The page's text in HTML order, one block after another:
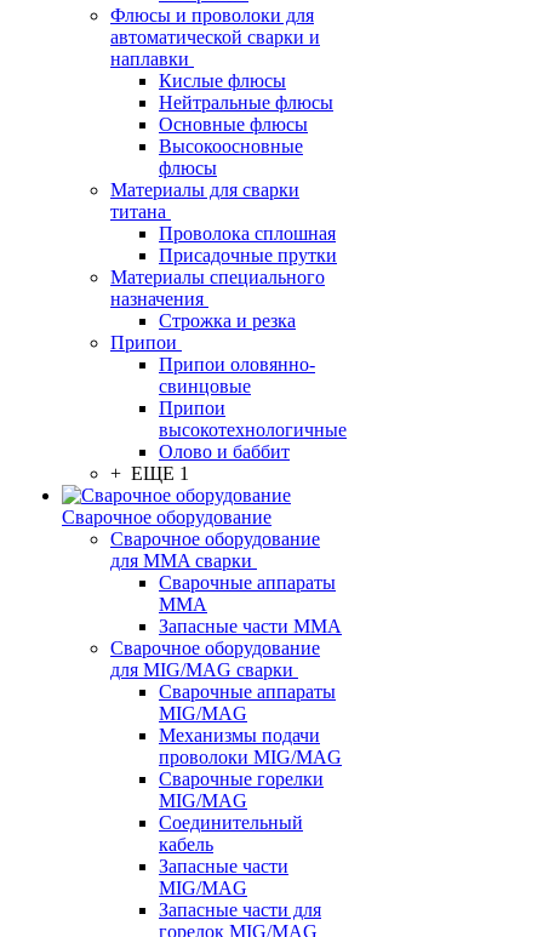
Флюсы и проволоки для
автоматической сварки и
наплавки
Кислые флюсы
Нейтральные флюсы
Основные флюсы
Высокоосновные
флюсы
Материалы для сварки
титана
Проволока сплошная
Присадочные прутки
Материалы специального
назначения
Строжка и резка
Припои
Припои оловянно-
свинцовые
Припои
высокотехнологичные
Олово и баббит
+ ЕЩЕ 1
Сварочное оборудование
Сварочное оборудование
для MMA сварки
Сварочные аппараты
MMA
Запасные части MMA
Сварочное оборудование
для MIG/MAG сварки
Сварочные аппараты
MIG/MAG
Механизмы подачи
проволоки MIG/MAG
Сварочные горелки
MIG/MAG
Соединительный
кабель
Запасные части
MIG/MAG
Запасные части для
горелок MIG/MAG